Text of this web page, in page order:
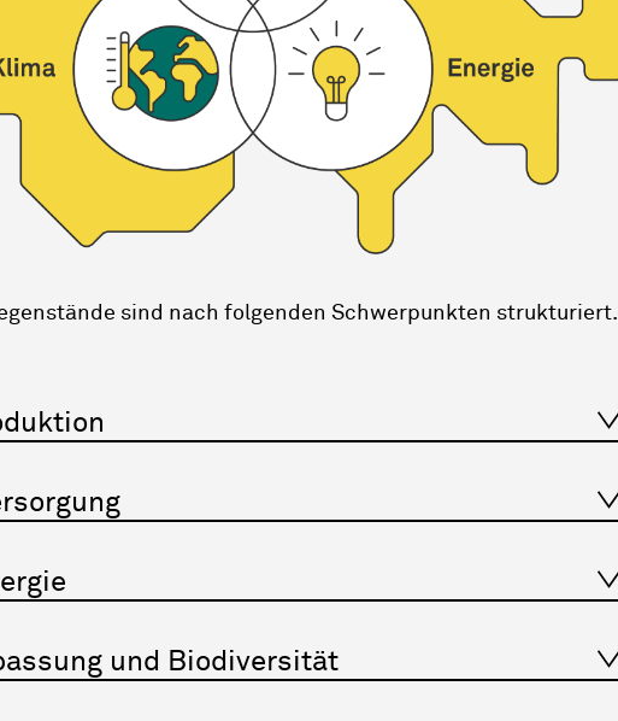
sind nach folgenden Schwerpunkten strukturiert.
und Biodiversität